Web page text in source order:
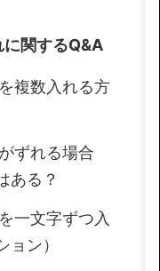
関するQ&A
複数入れる方
ずれる場合
ある？
文字ずつ入
ン）